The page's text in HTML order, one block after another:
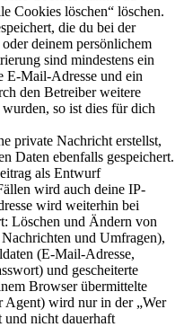
Cookies löschen“ löschen.
die du bei der
deinem persönlichem
sind mindestens ein
E-Mail-Adresse und ein
den Betreiber weitere
so ist dies für dich
private Nachricht erstellst,
Daten ebenfalls gespeichert.
als Entwurf
wird auch deine IP-
wird weiterhin bei
Löschen und Ändern von
und Umfragen),
(E-Mail-Adresse,
und gescheiterte
Browser übermittelte
Agent) wird nur in der „Wer
und nicht dauerhaft